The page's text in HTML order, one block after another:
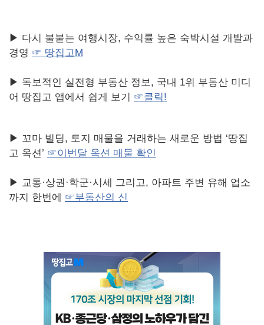
▶ 다시 불붙는 여행시장, 수익률 높은 숙박시설 개발과
경영 ☞ 땅집고M
▶ 독보적인 실전형 부동산 정보, 국내 1위 부동산 미디
어 땅집고 앱에서 쉽게 보기 ☞클릭!
▶ 꼬마 빌딩, 토지 매물을 거래하는 새로운 방법 ‘땅집
고 옥션’ ☞이번달 옥션 매물 확인
▶ 교통·상권·학군·시세 그리고, 아파트 주변 유해 업소
까지 한번에 ☞부동산의 신